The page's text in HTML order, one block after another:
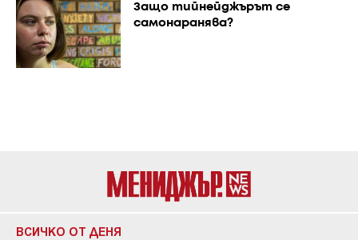
Защо тийнейджърът се
самонаранява?
ВСИЧКО ОТ ДЕНЯ